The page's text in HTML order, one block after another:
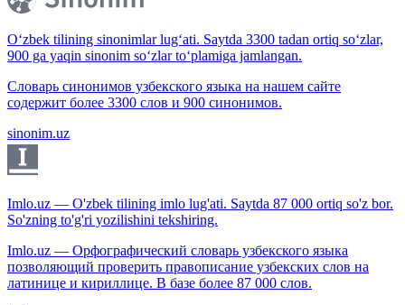
O‘zbek tilining sinonimlar lug‘ati. Saytda 3300 tadan ortiq so‘zlar,
900 ga yaqin sinonim so‘zlar to‘plamiga jamlangan.
Словарь синонимов узбекского языка на нашем сайте
содержит более 3300 слов и 900 синонимов.
sinonim.uz
Imlo.uz — O'zbek tilining imlo lug'ati. Saytda 87 000 ortiq so'z bor.
So'zning to'g'ri yozilishini tekshiring.
Imlo.uz — Орфографический словарь узбекского языка
позволяющий проверить правописание узбекских слов на
латинице и кириллице. В базе более 87 000 слов.